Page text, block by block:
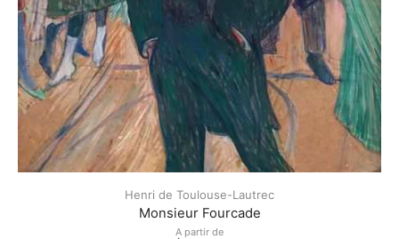
Henri de Toulouse-Lautrec
Monsieur Fourcade
A partir de